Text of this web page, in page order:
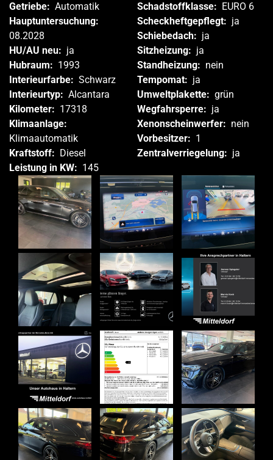
Getriebe: Automatik
Hauptuntersuchung:
08.2028
HU/AU neu: ja
Hubraum: 1993
Interieurfarbe: Schwarz
Interieurtyp: Alcantara
Kilometer: 17318
Klimaanlage:
Klimaautomatik
Kraftstoff: Diesel
Leistung in KW: 145
Schadstoffklasse: EURO 6
Scheckheftgepflegt: ja
Schiebedach: ja
Sitzheizung: ja
Standheizung: nein
Tempomat: ja
Umweltplakette: grün
Wegfahrsperre: ja
Xenonscheinwerfer: nein
Vorbesitzer: 1
Zentralverriegelung: ja